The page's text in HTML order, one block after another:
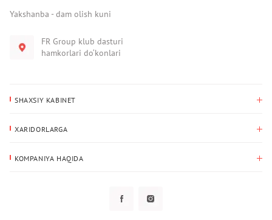
Yakshanba - dam olish kuni
FR Group klub dasturi
hamkorlari do‘konlari
SHAXSIY KABINET
Yetkazib berish manzili
XARIDORLARGA
KOMPANIYA HAQIDA